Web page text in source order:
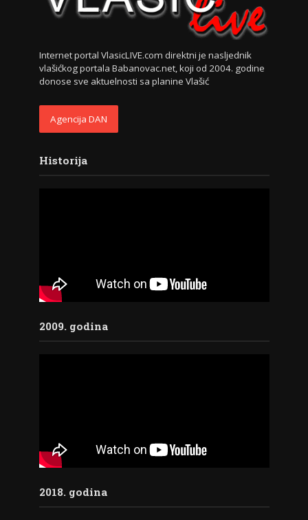
Internet portal VlasicLIVE.com direktni je nasljednik
vlašićkog portala Babanovac.net, koji od 2004. godine
donose sve aktuelnosti sa planine Vlašić
Agencija DAN
Historija
2009. godina
2018. godina